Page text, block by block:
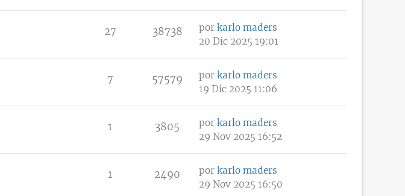
27 38738 por karlo maders
20 Dic 2025 19:01
7 57579 por karlo maders
19 Dic 2025 11:06
1 3805 por karlo maders
29 Nov 2025 16:52
1 2490 por karlo maders
29 Nov 2025 16:50